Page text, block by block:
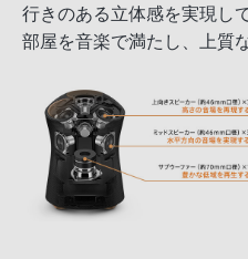
行きのある立体感を実現し
部屋を音楽で満たし、上質